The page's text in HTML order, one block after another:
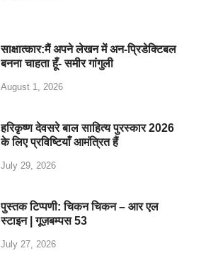
साक्षात्कार:मैं अपने लेखन में अन-प्रिडेक्टिबल
बनना चाहता हूँ- समीर गांगुली
August 1, 2026
हरिकृष्ण देवसरे बाल साहित्य पुरस्कार 2026
के लिए प्रविष्टियाँ आमंत्रित हैं
July 29, 2026
पुस्तक टिप्पणी: चिकन चिकन – आर एल
स्टाइन | गूज़बम्पस 53
July 27, 2026